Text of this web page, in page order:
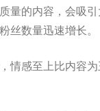
量的内容，会吸
丝数量迅速增长。
情感至上比内容